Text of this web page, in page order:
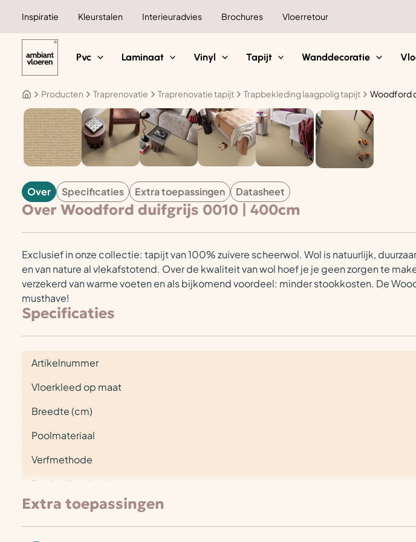
Inspiratie Kleurstalen Interieuradvies Brochures Vloerretour
Pvc Laminaat Vinyl Tapijt Wanddecoratie
Producten Traprenovatie Traprenovatie tapijt Trapbekleding laagpolig tapijt Woodford
TAPIJT
Over Specificaties Extra toepassingen Datasheet
Over Woodford duifgrijs 0010 | 400cm
Exclusief in onze collectie: tapijt van 100% zuivere scheerwol. Wol is natuurlijk,
en van nature al vlekafstotend. Over de kwaliteit van wol hoef je je geen zorgen te
verzekerd van warme voeten en als bijkomend voordeel: minder stookkosten. De
musthave!
Specificaties
Artikelnummer
Vloerkleed op maat
Breedte (cm)
Poolmateriaal
Verfmethode
Totale dikte (mm)
Extra toepassingen